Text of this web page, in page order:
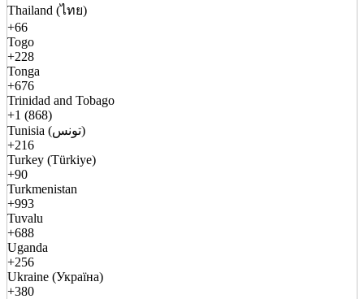
Thailand (ไทย)
+66
Togo
+228
Tonga
+676
Trinidad and Tobago
+1 (868)
Tunisia (تونس)
+216
Turkey (Türkiye)
+90
Turkmenistan
+993
Tuvalu
+688
Uganda
+256
Ukraine (Україна)
+380